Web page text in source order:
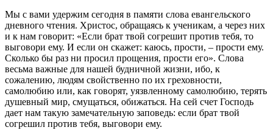
Мы с вами удержим сегодня в памяти слова евангельского
дневного чтения. Христос, обращаясь к ученикам, а через них
и к нам говорит: «Если брат твой согрешит против тебя, то
выговори ему. И если он скажет: каюсь, прости, – прости ему.
Сколько бы раз ни просил прощения, прости его». Слова
весьма важные для нашей будничной жизни, ибо, к
сожалению, людям свойственно по их греховности,
самолюбию или, как говорят, уязвленному самолюбию, терять
душевный мир, смущаться, обижаться. На сей счет Господь
дает нам такую замечательную заповедь: если брат твой
согрешил против тебя, выговори ему.